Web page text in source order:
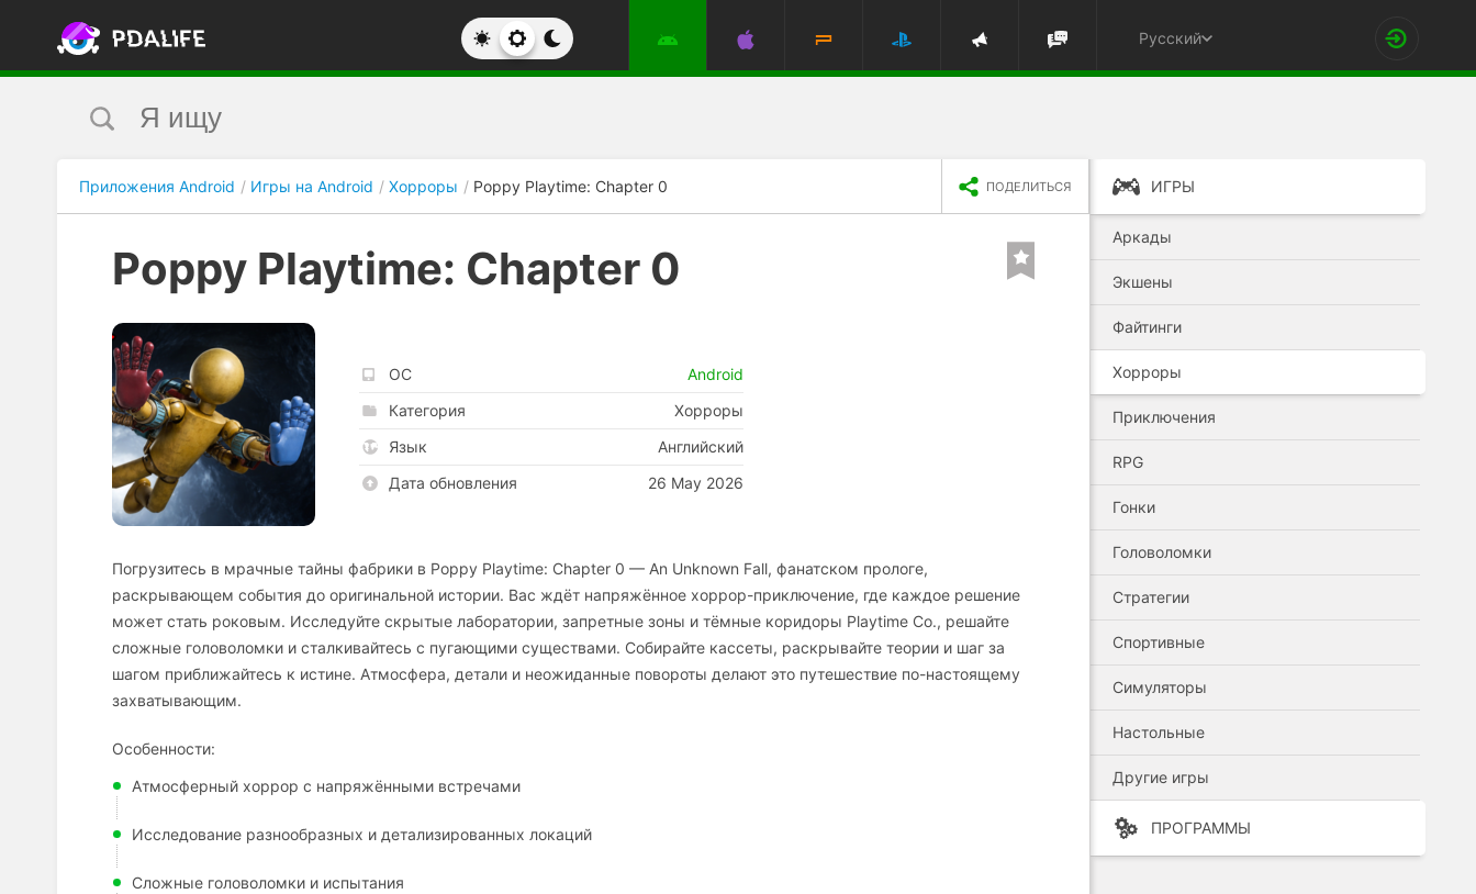
Русский
Приложения Android Игры на Android Хорроры Poppy Playtime: Chapter 0 ПОДЕЛИТЬСЯ
Poppy Playtime: Chapter 0
ОС
Android
Категория
Хорроры
Язык
Английский
Дата обновления
26 May 2026
Погрузитесь в мрачные тайны фабрики в Poppy Playtime: Chapter 0 — An Unknown Fall, фанатском прологе,
раскрывающем события до оригинальной истории. Вас ждёт напряжённое хоррор-приключение, где каждое решение
может стать роковым. Исследуйте скрытые лаборатории, запретные зоны и тёмные коридоры Playtime Co., решайте
сложные головоломки и сталкивайтесь с пугающими существами. Собирайте кассеты, раскрывайте теории и шаг за
шагом приближайтесь к истине. Атмосфера, детали и неожиданные повороты делают это путешествие по-настоящему
захватывающим.
Особенности:
Атмосферный хоррор с напряжёнными встречами
Исследование разнообразных и детализированных локаций
Сложные головоломки и испытания
ИГРЫ
Аркады
Экшены
Файтинги
Хорроры
Приключения
RPG
Гонки
Головоломки
Стратегии
Спортивные
Симуляторы
Настольные
Другие игры
ПРОГРАММЫ